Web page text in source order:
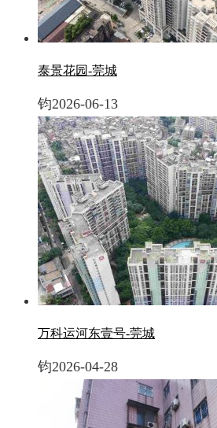
泰景花园-莞城
钧2026-06-13
万科运河东壹号-莞城
钧2026-04-28